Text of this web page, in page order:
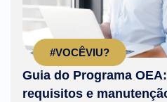
#VOCÊVIU?
Guia do Programa
requisitos e